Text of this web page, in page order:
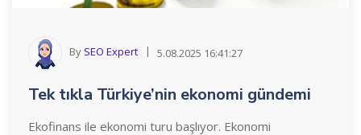
By SEO Expert 5.08.2025 16:41:27
Tek tıkla Türkiye’nin ekonomi gündemi
Ekofinans ile ekonomi turu başlıyor. Ekonomi